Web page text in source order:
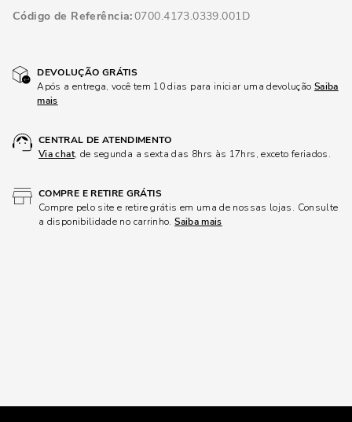
Código de Referência 0700.4173.0339.001D
DEVOLUÇÃO GRÁTIS
Após a entrega, você tem 10 dias para iniciar uma devolução Saiba
mais
CENTRAL DE ATENDIMENTO
Via chat, de segunda a sexta das 8hrs às 17hrs, exceto feriados.
COMPRE E RETIRE GRÁTIS
Compre pelo site e retire grátis em uma de nossas lojas. Consulte
a disponibilidade no carrinho.Saiba mais